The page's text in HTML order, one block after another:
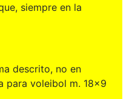
siempre en la
descrito, no en
para voleibol m. 18x9